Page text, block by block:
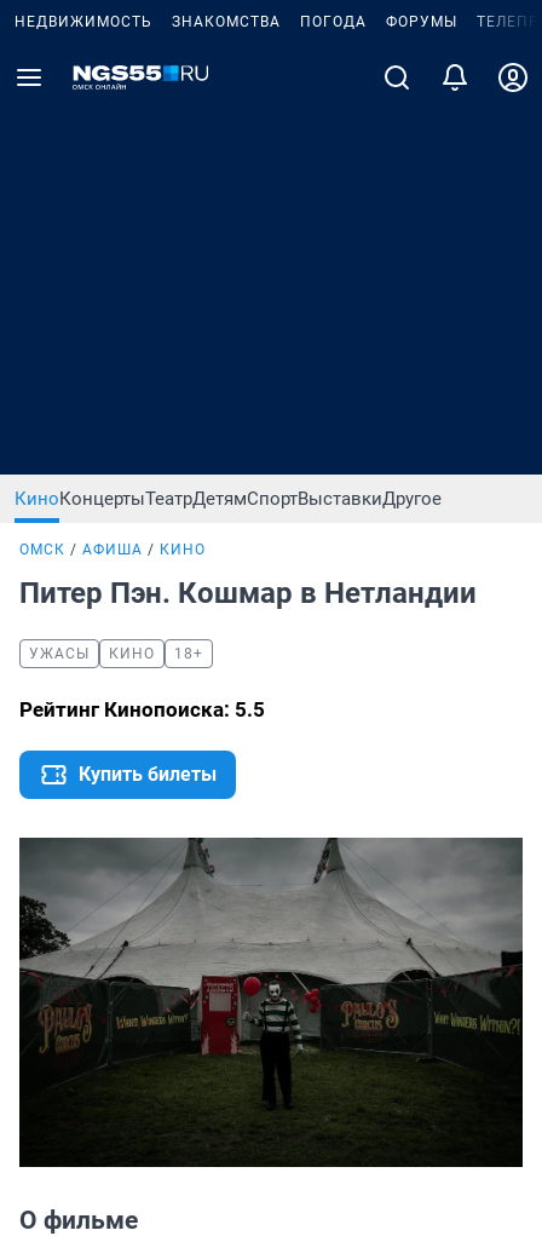
НЕДВИЖИМОСТЬ ЗНАКОМСТВА ПОГОДА ФОРУМЫ
КиноКонцертыТеатрДетямСпортВыставкиДругое
ОМСК АФИША КИНО
Питер Пэн. Кошмар в Нетландии
УЖАСЫ КИНО 18+
Рейтинг Кинопоиска: 5.5
Купить билеты
О фильме